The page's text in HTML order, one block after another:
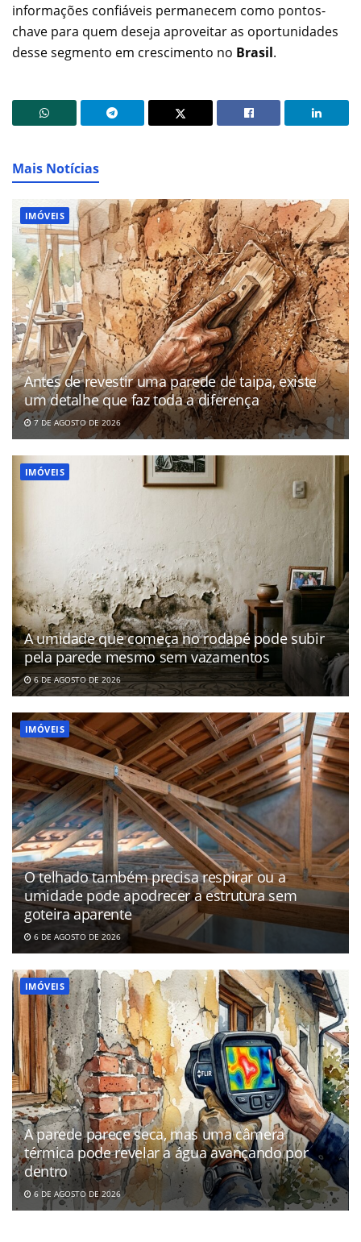
informações confiáveis permanecem como pontos-
chave para quem deseja aproveitar as oportunidades
desse segmento em crescimento no Brasil.
Mais Notícias
IMÓVEIS
Antes de revestir uma parede de taipa, existe
um detalhe que faz toda a diferença
7 DE AGOSTO DE 2026
IMÓVEIS
A umidade que começa no rodapé pode subir
pela parede mesmo sem vazamentos
6 DE AGOSTO DE 2026
IMÓVEIS
O telhado também precisa respirar ou a
umidade pode apodrecer a estrutura sem
goteira aparente
6 DE AGOSTO DE 2026
IMÓVEIS
A parede parece seca, mas uma câmera
térmica pode revelar a água avançando por
dentro
6 DE AGOSTO DE 2026